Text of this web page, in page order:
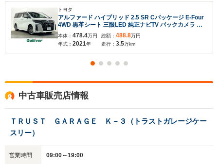
トヨタ
アルファード ハイブリッド 2.5 SR Cパッケージ E-Four
4WD 黒革シート 三眼LED 純正ナビTV バックカメラ フ
リップダウンモニター デジタルインナーミラー パワーシ
ート/ヒーター/エアコン 電動リアゲート レーダークルコ
ン 衝突軽減ブレーキ レーンアシスト BSM
本体： 478.4万円
年式： 2021年
総額： 488.8万円
走行： 3.5万km
中古車販売店情報
ＴＲＵＳＴ ＧＡＲＡＧＥ Ｋ－３（トラストガレージケー
スリー）
営業時間 09:00～19:00
入力途中の情報を保存しますか？